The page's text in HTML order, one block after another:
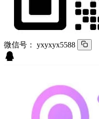
微信号： yxyxyx5588